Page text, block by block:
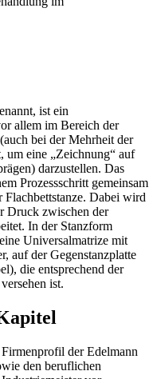
ist ein
allem im Bereich der
bei der Mehrheit der
um eine „Zeichnung“ auf
darzustellen. Das
Prozessschritt gemeinsam
Dabei wird
Druck zwischen der
In der Stanzform
Universalmatrize mit
auf der Gegenstanzplatte
die entsprechend der
ist.
der Edelmann
den beruflichen